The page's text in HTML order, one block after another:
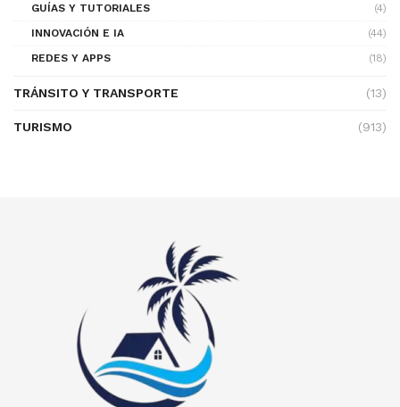
GUÍAS Y TUTORIALES
(4)
INNOVACIÓN E IA
(44)
REDES Y APPS
(18)
TRÁNSITO Y TRANSPORTE (13)
TURISMO (913)